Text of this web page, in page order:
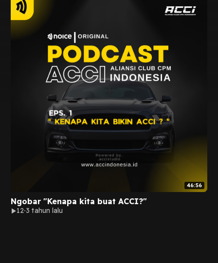
46:56
Ngobar "Kenapa kita buat ACCI?"
12 3 tahun lalu